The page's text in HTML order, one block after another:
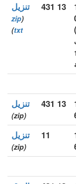
13 431 تنزيل
(
zip
txt
)
13 431 تنزيل
(zip)
11 تنزيل
(zip)